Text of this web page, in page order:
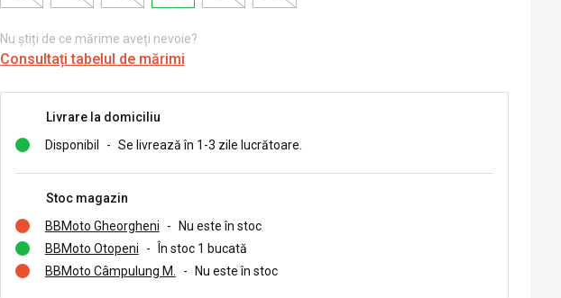
Nu știți de ce mărime aveți nevoie?
Consultați tabelul de mărimi
Livrare la domiciliu
Disponibil
- Se livrează în 1-3 zile lucrătoare.
Stoc magazin
BBMoto Gheorgheni
-
Nu este în stoc
BBMoto Otopeni
-
În stoc 1 bucată
BBMoto Câmpulung M.
- Nu este în stoc